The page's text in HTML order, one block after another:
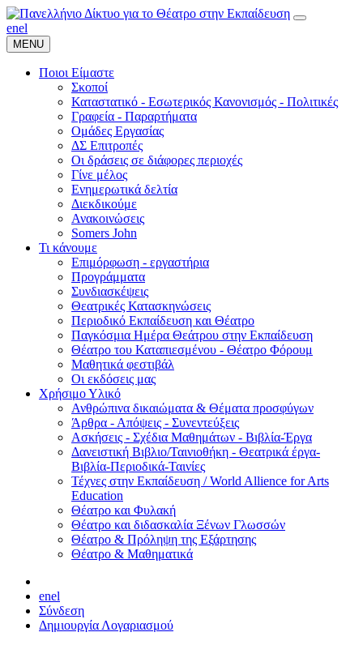
enel
MENU
Ποιοι Είμαστε
Σκοποί
Καταστατικό - Εσωτερικός Κανονισμός - Πολιτικές
Γραφεία - Παραρτήματα
Ομάδες Εργασίας
ΔΣ Επιτροπές
Οι δράσεις σε διάφορες περιοχές
Γίνε μέλος
Ενημερωτικά δελτία
Διεκδικούμε
Ανακοινώσεις
Somers John
Τι κάνουμε
Επιμόρφωση - εργαστήρια
Προγράμματα
Συνδιασκέψεις
Θεατρικές Κατασκηνώσεις
Περιοδικό Εκπαίδευση και Θέατρο
Παγκόσμια Ημέρα Θεάτρου στην Εκπαίδευση
Θέατρο του Καταπιεσμένου - Θέατρο Φόρουμ
Μαθητικά φεστιβάλ
Οι εκδόσεις μας
Χρήσιμο Υλικό
Ανθρώπινα δικαιώματα & Θέματα προσφύγων
Άρθρα - Απόψεις - Συνεντεύξεις
Ασκήσεις - Σχέδια Μαθημάτων - Βιβλία-Έργα
Δανειστική Βιβλιο/Ταινιοθήκη - Θεατρικά έργα-
Βιβλία-Περιοδικά-Ταινίες
Τέχνες στην Εκπαίδευση / World Allience for Arts
Education
Θέατρο και Φυλακή
Θέατρο και διδασκαλία Ξένων Γλωσσών
Θέατρο & Πρόληψη της Εξάρτησης
Θέατρο & Μαθηματικά
enel
Σύνδεση
Δημιουργία Λογαριασμού